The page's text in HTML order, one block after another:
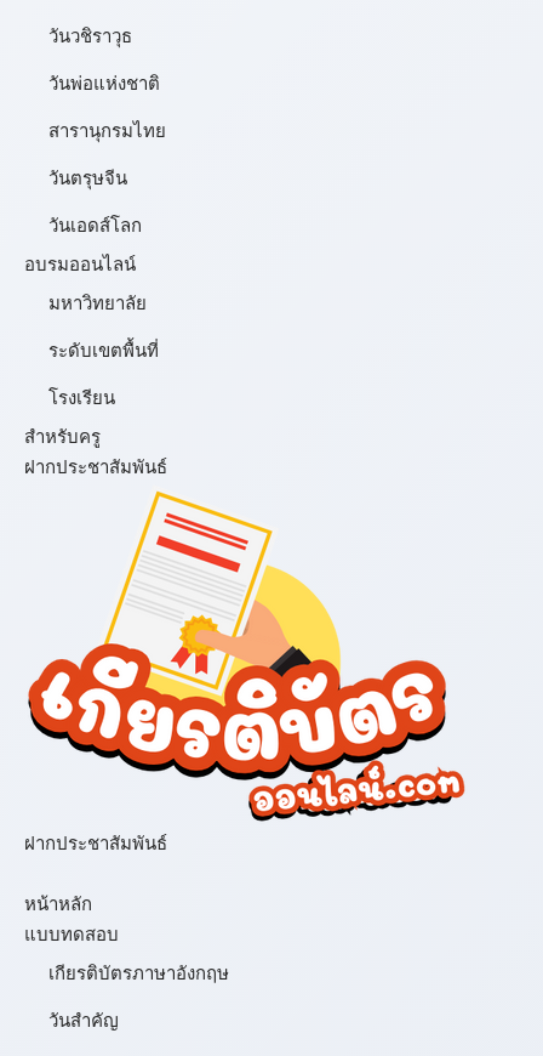
วันวชิราวุธ
วันพ่อแห่งชาติ
สารานุกรมไทย
วันตรุษจีน
วันเอดส์โลก
อบรมออนไลน์
มหาวิทยาลัย
ระดับเขตพื้นที่
โรงเรียน
สำหรับครู
ฝากประชาสัมพันธ์
ฝากประชาสัมพันธ์
หน้าหลัก
แบบทดสอบ
เกียรติบัตรภาษาอังกฤษ
วันสำคัญ